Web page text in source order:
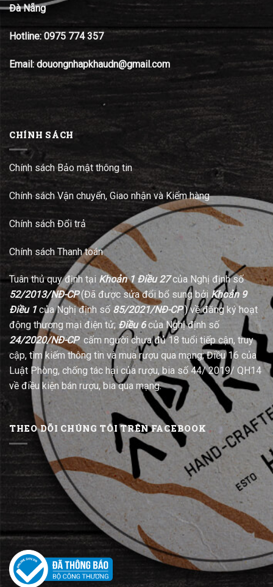
Đà Nẵng
Hotline: 0975 774 357
Email: douongnhapkhaudn@gmail.com
CHÍNH SÁCH
Chính sách Bảo mật thông tin
Chính sách Vận chuyển, Giao nhận và Kiểm hàng
Chính sách Đổi trả
Chính sách Thanh toán
Tuân thủ quy định tại Khoản 1 Điều 27của Nghị định số
52/2013/NĐ-CP(Đã được sửa đổi bổ sung bởi Khoản 9
Điều 1của Nghị định số 85/2021/NĐ-CP) về đăng ký hoạt
động thương mại điện tử; Điều 6của Nghị định số
24/2020/NĐ-CPcấm người chưa đủ 18 tuổi tiếp cận, truy
cập, tìm kiếm thông tin và mua rượu qua mạng; Điều 16 của
Luật Phòng, chống tác hại của rượu, bia số 44/ 2019/ QH14
về điều kiện bán rượu, bia qua mạng.
THEO DÕI CHÚNG TÔI TRÊN FACEBOOK